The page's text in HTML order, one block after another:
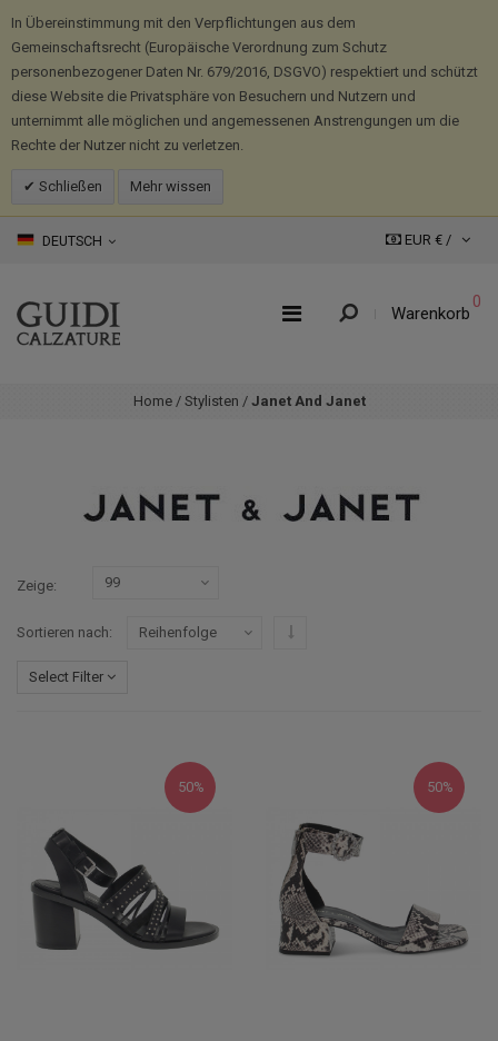
In Übereinstimmung mit den Verpflichtungen aus dem
Gemeinschaftsrecht (Europäische Verordnung zum Schutz
personenbezogener Daten Nr. 679/2016, DSGVO) respektiert und schützt
diese Website die Privatsphäre von Besuchern und Nutzern und
unternimmt alle möglichen und angemessenen Anstrengungen um die
Rechte der Nutzer nicht zu verletzen.
Schließen Mehr wissen
DEUTSCH EUR € /
Warenkorb
0
Home / Stylisten / Janet And Janet
Zeige
Sortieren nach
Select Filter
50% 50%